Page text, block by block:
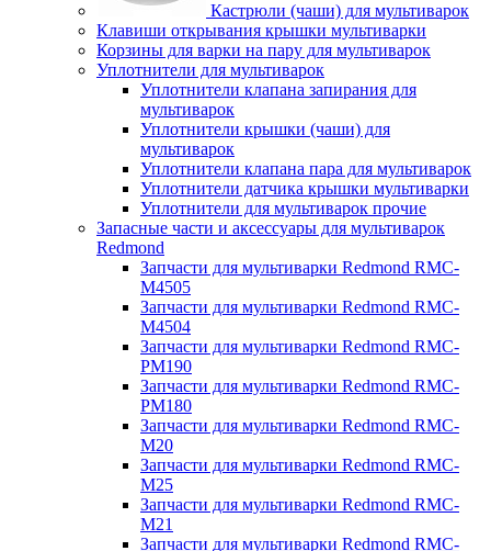
Кастрюли (чаши) для мультиварок
Клавиши открывания крышки мультиварки
Корзины для варки на пару для мультиварок
Уплотнители для мультиварок
Уплотнители клапана запирания для
мультиварок
Уплотнители крышки (чаши) для
мультиварок
Уплотнители клапана пара для мультиварок
Уплотнители датчика крышки мультиварки
Уплотнители для мультиварок прочие
Запасные части и аксессуары для мультиварок
Redmond
Запчасти для мультиварки Redmond RMC-
M4505
Запчасти для мультиварки Redmond RMC-
M4504
Запчасти для мультиварки Redmond RMC-
PM190
Запчасти для мультиварки Redmond RMC-
PM180
Запчасти для мультиварки Redmond RMC-
M20
Запчасти для мультиварки Redmond RMC-
M25
Запчасти для мультиварки Redmond RMC-
M21
Запчасти для мультиварки Redmond RMC-